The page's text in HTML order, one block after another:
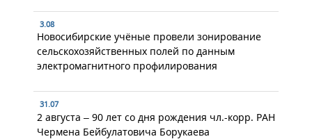
3.08
Новосибирские учёные провели зонирование
сельскохозяйственных полей по данным
электромагнитного профилирования
31.07
2 августа – 90 лет со дня рождения чл.-корр. РАН
Чермена Бейбулатовича Борукаева